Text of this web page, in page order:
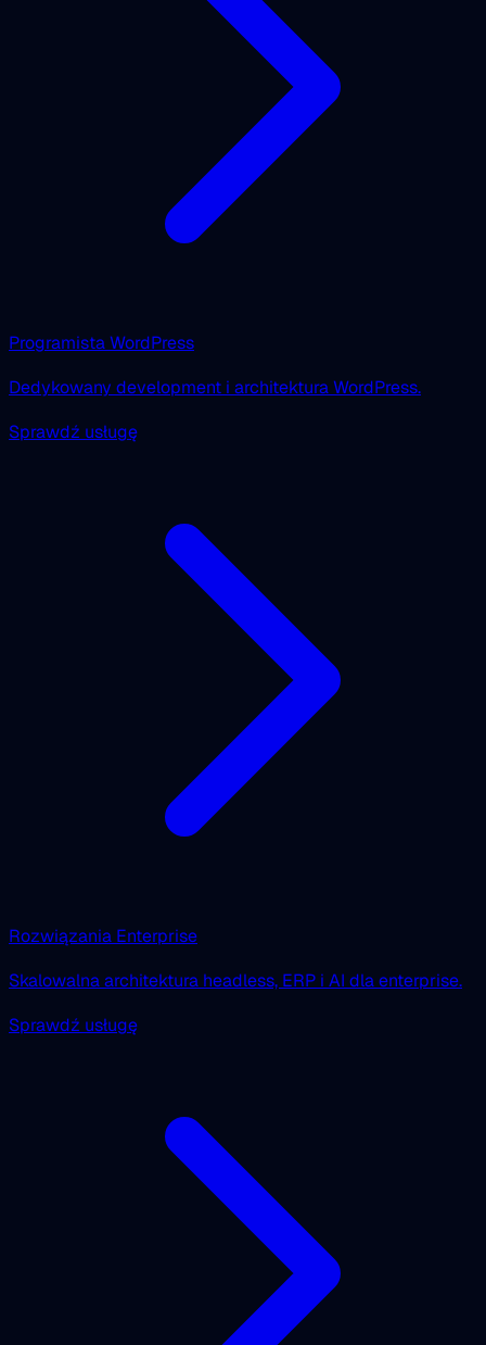
Programista WordPress
Dedykowany development i architektura WordPress.
Sprawdź usługę
Rozwiązania Enterprise
Skalowalna architektura headless, ERP i AI dla enterprise.
Sprawdź usługę